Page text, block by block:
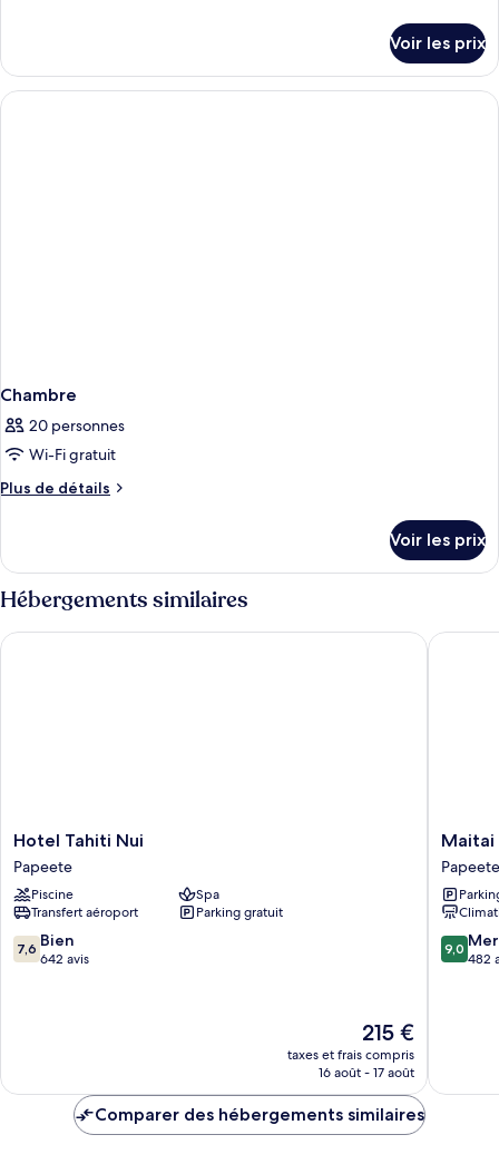
le
type
de
Voir les prix
Chambre
20 personnes
Wi-Fi gratuit
Plus de détails
Plus
le
type
de
chambre
Chambre
Voir les prix
Hébergements similaires
Hotel
Tahiti
Nui
Papeete
Hotel Tahiti Nui
Papeete
Piscine
Spa
Transfert aéroport
Parking gratuit
7.6
sur
7,6 Bien
642 avis
Le
nouveau
prix
de
215 €
taxes et frais compris
16 août - 17 août
Hotel Tahiti Nui
Maitai
Express
Tahiti
Papeete
Maitai
Papeete
9.0
sur
9,0
482
Maitai
Comparer des hébergements similaires